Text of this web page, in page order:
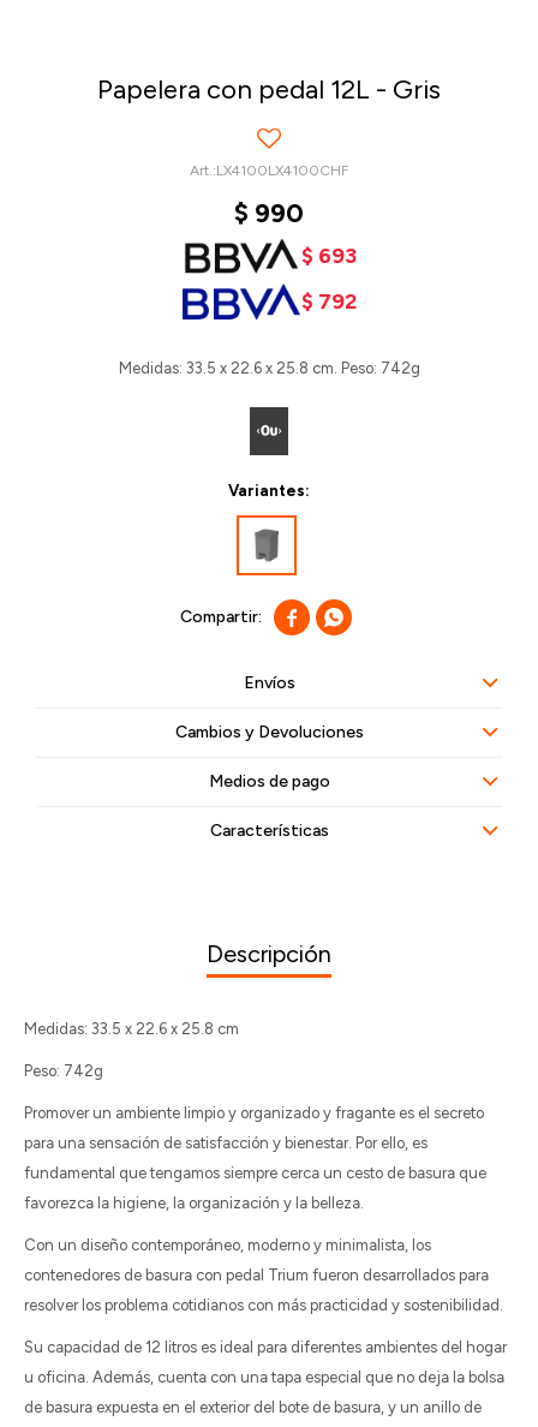
Papelera con pedal 12L - Gris
LX4100LX4100CHF
$ 990
$ 693
$ 792
Medidas: 33.5 x 22.6 x 25.8 cm. Peso: 742g
Variantes:
 
Envíos
Cambios y Devoluciones
Medios de pago
Características
Descripción
Medidas: 33.5 x 22.6 x 25.8 cm
Peso: 742g
Promover un ambiente limpio y organizado y fragante es el secreto
para una sensación de satisfacción y bienestar. Por ello, es
fundamental que tengamos siempre cerca un cesto de basura que
favorezca la higiene, la organización y la belleza.
Con un diseño contemporáneo, moderno y minimalista, los
contenedores de basura con pedal Trium fueron desarrollados para
resolver los problema cotidianos con más practicidad y sostenibilidad.
Su capacidad de 12 litros es ideal para diferentes ambientes del hogar
u oficina. Además, cuenta con una tapa especial que no deja la bolsa
de basura expuesta en el exterior del bote de basura, y un anillo de